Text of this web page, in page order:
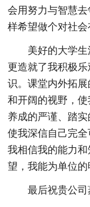
会用努力与智慧
样希望做个对社会
美好的大学
更造就了我积极
识。课堂内外拓
和开阔的视野，
养成的严谨、踏
使我深信自己完
我相信我的能力
望，我能为单位
最后祝贵公